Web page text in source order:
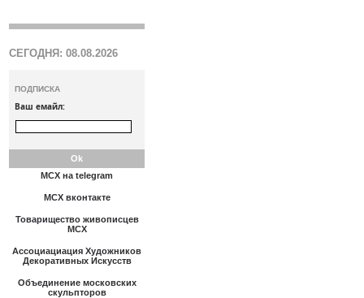
СЕГОДНЯ: 08.08.2026
ПОДПИСКА
Ваш емайл:
МСХ на telegram
МСХ вконтакте
Товарищество живописцев
МСХ
Ассоциациация Художников
Декоративных Искусств
Объединение московских
скульпторов